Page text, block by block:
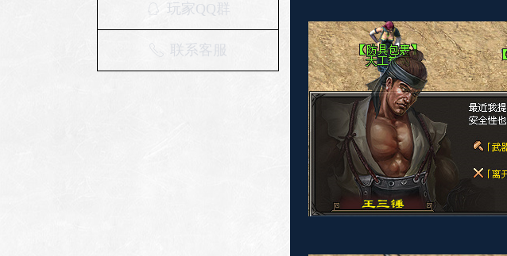
ꂅ 联系客服
ꁗ 玩家QQ群